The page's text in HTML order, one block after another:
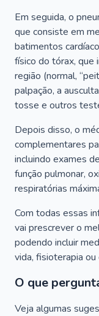
Em seguida, o
que consiste em
batimentos
físico do tórax, que
região (normal,
palpação, a
tosse e outros
Depois disso, o
complementares
incluindo exames
função pulmonar,
respiratórias
Com todas essas
vai prescrever o
podendo incluir
vida, fisioterapia ou
O que
Veja algumas